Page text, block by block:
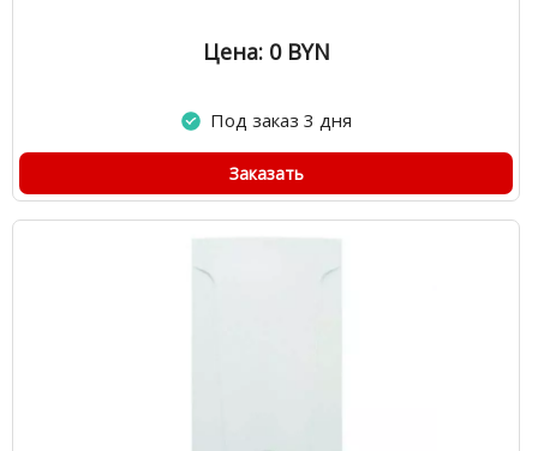
Цена: 0 BYN
Под заказ 3 дня
Заказать